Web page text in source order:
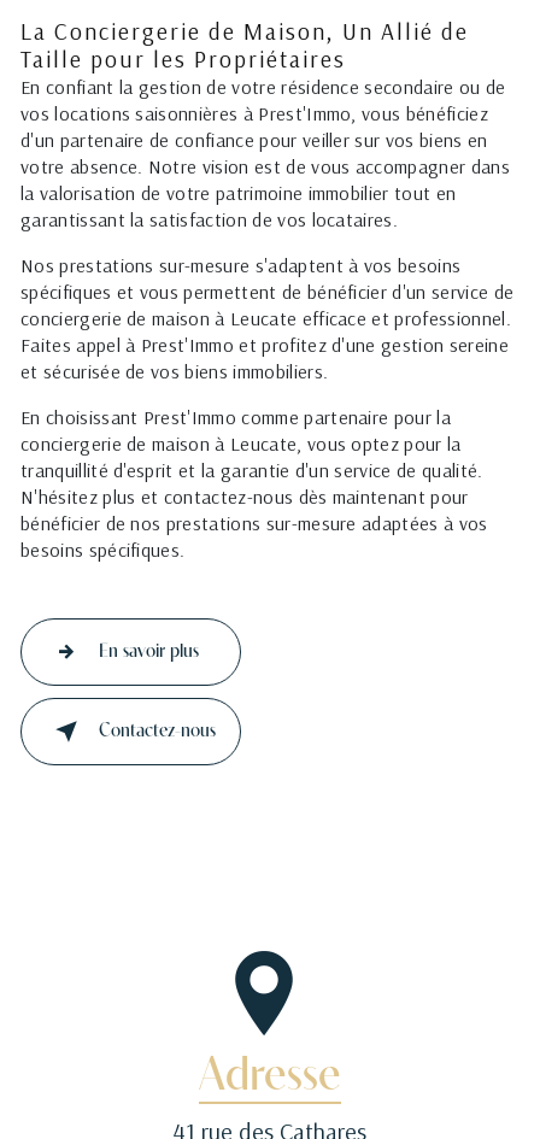
La Conciergerie de Maison, Un Allié de
Taille pour les Propriétaires
En confiant la gestion de votre résidence secondaire ou de
vos locations saisonnières à Prest'Immo, vous bénéficiez
d'un partenaire de confiance pour veiller sur vos biens en
votre absence. Notre vision est de vous accompagner dans
la valorisation de votre patrimoine immobilier tout en
garantissant la satisfaction de vos locataires.
Nos prestations sur-mesure s'adaptent à vos besoins
spécifiques et vous permettent de bénéficier d'un service de
conciergerie de maison à Leucate efficace et professionnel.
Faites appel à Prest'Immo et profitez d'une gestion sereine
et sécurisée de vos biens immobiliers.
En choisissant Prest'Immo comme partenaire pour la
conciergerie de maison à Leucate, vous optez pour la
tranquillité d'esprit et la garantie d'un service de qualité.
N'hésitez plus et contactez-nous dès maintenant pour
bénéficier de nos prestations sur-mesure adaptées à vos
besoins spécifiques.
En savoir plus
Contactez-nous
Adresse
41 rue des Cathares